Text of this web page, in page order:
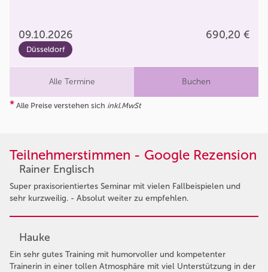
09.10.2026 690,20 €
Düsseldorf
Alle Termine Buchen
* Alle Preise verstehen sich inkl.MwSt
Teilnehmerstimmen - Google Rezension
Rainer Englisch
Super praxisorientiertes Seminar mit vielen Fallbeispielen und
sehr kurzweilig. - Absolut weiter zu empfehlen.
Hauke
Ein sehr gutes Training mit humorvoller und kompetenter
Trainerin in einer tollen Atmosphäre mit viel Unterstützung in der